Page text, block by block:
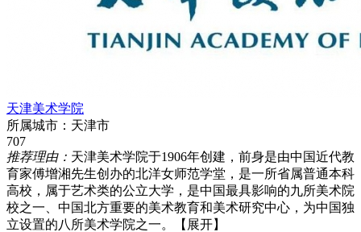
天津美术学院
所属城市： 天津市
707
推荐理由： 天津美术学院于1906年创建，前身是由中国近代教
育家傅增湘先生创办的北洋女师范学堂，是一所省属普通本科
高校，属于艺术类的公立大学，是中国最具影响的九所美术院
校之一、中国北方重要的美术教育和美术研究中心，为中国独
立设置的八所美术学院之一。
【展开】